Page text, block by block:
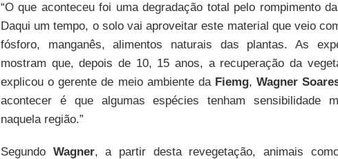
“O que aconteceu foi uma degradação total pelo rompimento
Daqui um tempo, o solo vai aproveitar este material que veio
fósforo, manganês, alimentos naturais das plantas. As
mostram que, depois de 10, 15 anos, a recuperação da
explicou o gerente de meio ambiente da Fiemg,Wagner
acontecer é que algumas espécies tenham sensibilidade
naquela região.”
Segundo Wagner, a partir desta revegetação, animais